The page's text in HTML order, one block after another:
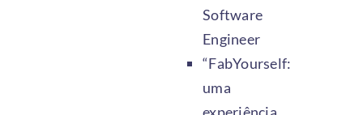
Software
Engineer
“FabYourself:
uma